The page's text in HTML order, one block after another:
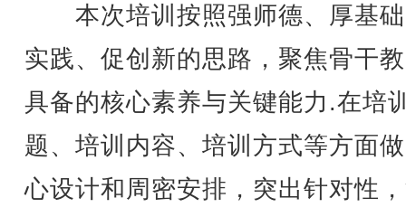
本次培训按照强师德、厚基
实践、促创新的思路，聚焦骨干
具备的核心素养与关键能力.在培
题、培训内容、培训方式等方面
心设计和周密安排，突出针对性